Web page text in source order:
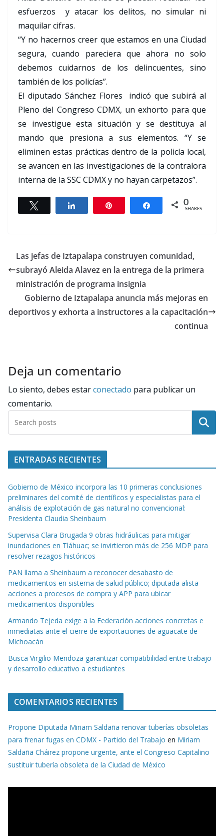
esfuerzos y atacar los delitos, no simular ni
maquilar cifras.
“Y no hacernos creer que estamos en una Ciudad
segura, cuando pareciera que ahora no solo
debemos cuidarnos de los delincuentes, sino
también de los policías”.
El diputado Sánchez Flores indicó que subirá al
Pleno del Congreso CDMX, un exhorto para que
se investigue esta situación y se destituya al
mando que presiona a sus elementos. “Y se
eliminen estas prácticas dentro de la policía local,
se avancen en las investigaciones de la contralora
interna de la SSC CDMX y no hayan carpetazos”.
Share 0
SHARES
Las jefas de Iztapalapa construyen comunidad,
subrayó Aleida Alavez en la entrega de la primera
ministración de programa insignia
Gobierno de Iztapalapa anuncia más mejoras en
deportivos y exhorta a instructores a la capacitación
continua
Deja un comentario
Lo siento, debes estarconectado para publicar un
comentario.
Buscar
ENTRADAS RECIENTES
Gobierno de México incorpora las 10 primeras conclusiones
preliminares del comité de científicos y especialistas para el
análisis de explotación de gas natural no convencional:
Presidenta Claudia Sheinbaum
Supervisa Clara Brugada 9 obras hidráulicas para mitigar
inundaciones en Tláhuac; se invirtieron más de 256 MDP para
resolver rezagos históricos
PAN llama a Sheinbaum a reconocer desabasto de
medicamentos en sistema de salud público; diputada alista
acciones a procesos de compra y APP para ubicar
medicamentos disponibles
Armando Tejeda exige a la Federación acciones concretas e
inmediatas ante el cierre de exportaciones de aguacate de
Michoacán
Busca Virgilio Mendoza garantizar compatibilidad entre trabajo
y desarrollo educativo a estudiantes
COMENTARIOS RECIENTES
Propone Diputada Miriam Saldaña renovar tuberías obsoletas
para frenar fugas en CDMX - Partido del Trabajo en Miriam
Saldaña Cháirez propone urgente, ante el Congreso Capitalino
sustituir tubería obsoleta de la Ciudad de México